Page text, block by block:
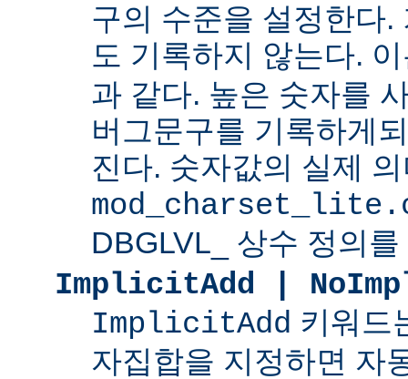
구의 수준을 설정한다.
도 기록하지 않는다.
과 같다. 높은 숫자를
버그문구를 기록하게
진다. 숫자값의 실제
DBGLVL_ 상수 정의
ImplicitAdd |
ImplicitAdd 키워드
자집합을 지정하면 자